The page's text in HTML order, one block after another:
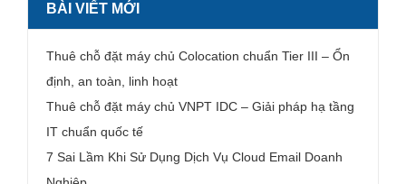
BÀI VIẾT MỚI
Thuê chỗ đặt máy chủ Colocation chuẩn Tier III – Ổn
định, an toàn, linh hoạt
Thuê chỗ đặt máy chủ VNPT IDC – Giải pháp hạ tầng
IT chuẩn quốc tế
7 Sai Lầm Khi Sử Dụng Dịch Vụ Cloud Email Doanh